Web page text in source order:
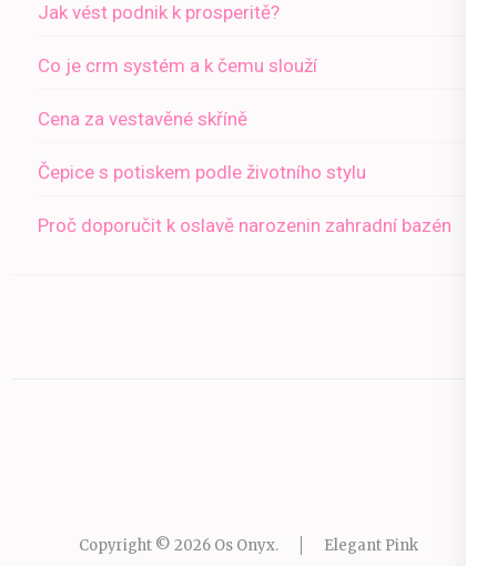
Jak vést podnik k prosperitě?
Co je crm systém a k čemu slouží
Cena za vestavěné skříně
Čepice s potiskem podle životního stylu
Proč doporučit k oslavě narozenin zahradní bazén
Copyright © 2026 Os Onyx. Elegant Pink